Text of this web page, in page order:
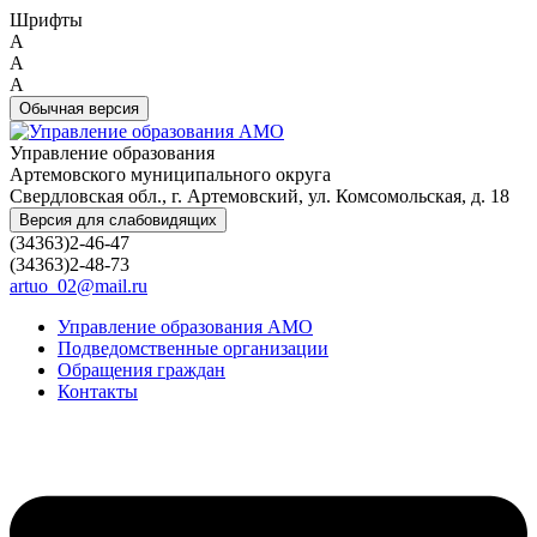
Шрифты
A
A
A
Обычная версия
Управление образования
Артемовского муниципального округа
Свердловская обл., г. Артемовский, ул. Комсомольская, д. 18
Версия для слабовидящих
(34363)2-46-47
(34363)2-48-73
artuo_02@mail.ru
Управление образования АМО
Подведомственные организации
Обращения граждан
Контакты